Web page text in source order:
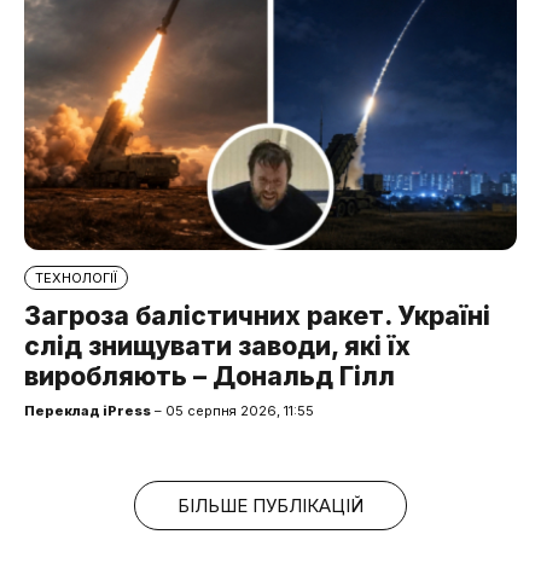
ТЕХНОЛОГІЇ
Загроза балістичних ракет. Україні
слід знищувати заводи, які їх
виробляють – Дональд Гілл
Переклад iPress – 05 серпня 2026, 11:55
БІЛЬШЕ ПУБЛІКАЦІЙ